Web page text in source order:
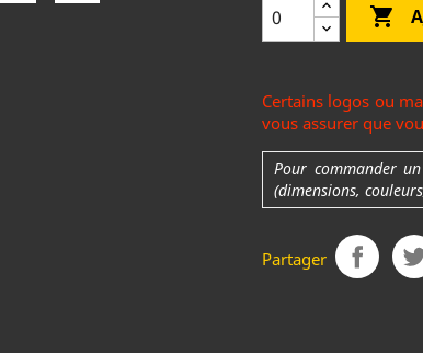

Certains logos ou
vous assurer que
Pour commander
(dimensions,
Partager